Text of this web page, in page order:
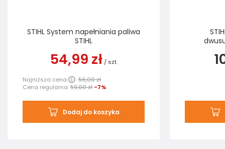
STIHL System napełniania paliwa
STIHL
54,99 zł / szt.
Najniższa cena:
56,00 zł
Cena regularna:59,00 zł -7%
Dodaj do koszyka